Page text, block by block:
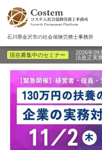
石川県金沢市の社会保険労務士事務所
現在募集中のセミナー
2026年
法改正実